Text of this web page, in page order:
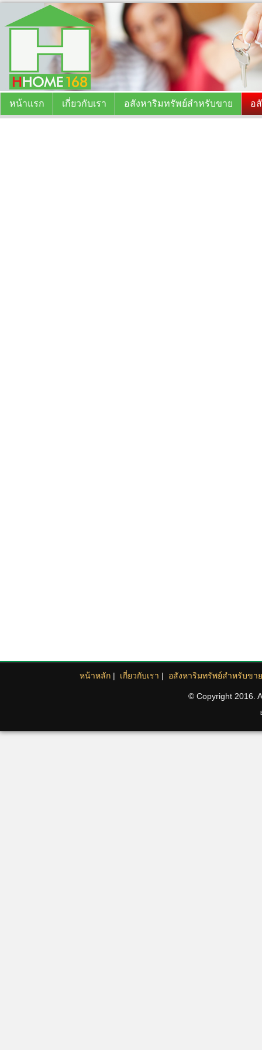
หน้าแรก เกี่ยวกับเรา อสังหาริมทรัพย์สำหรับขาย อ
หน้าหลัก| เกี่ยวกับเรา | อสังหาริมทรัพย์สำหรับขาย
© Copyright 2016.